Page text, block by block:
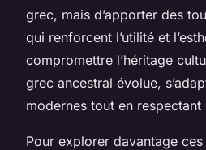
grec, mais d’apporter des
qui renforcent l’utilité et
compromettre l’héritage
grec ancestral évolue,
modernes tout en respectant
Pour explorer davantage